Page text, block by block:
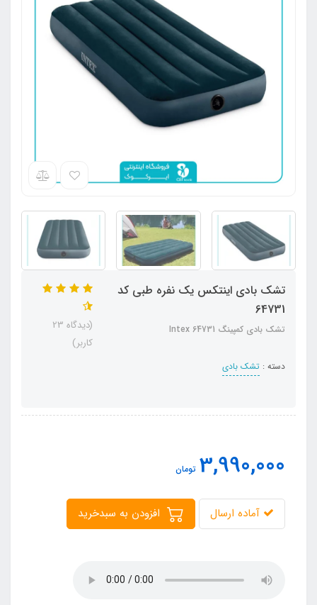
تشک بادی اینتکس یک نفره طبی کد
64731
تشک بادی کمپینگ Intex 64731
دسته : تشک بادی
(دیدگاه 23
کاربر)
3,990,000 تومان
آماده ارسال